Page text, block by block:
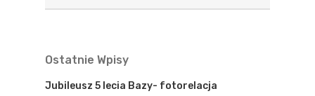
Ostatnie Wpisy
Jubileusz 5 lecia Bazy- fotorelacja